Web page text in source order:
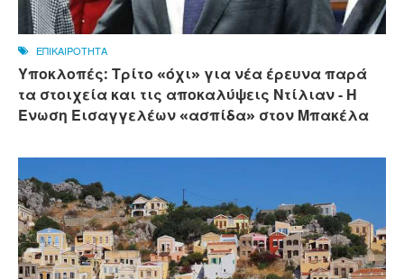
ΕΠΙΚΑΙΡΟΤΗΤΑ
Υποκλοπές: Τρίτο «όχι» για νέα έρευνα παρά
τα στοιχεία και τις αποκαλύψεις Ντίλιαν - Η
Ένωση Εισαγγελέων «ασπίδα» στον Μπακέλα